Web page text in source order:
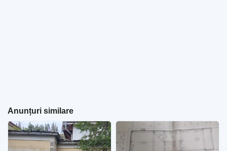
Anunțuri similare